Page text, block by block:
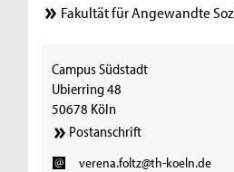
Fakultät für Angewandte
Campus Südstadt
Ubierring 48
50678 Köln
Postanschrift
verena.foltz@th-koeln.de